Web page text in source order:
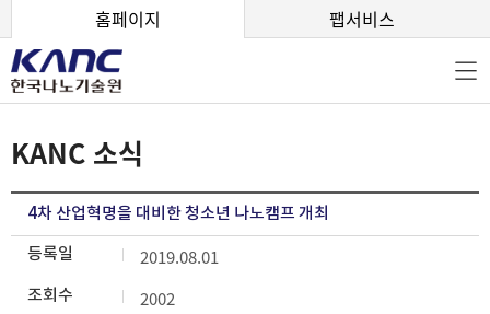
홈페이지 팹서비스
KANC 소식
4차 산업혁명을 대비한 청소년 나노캠프 개최
등록일 2019.08.01
조회수 2002